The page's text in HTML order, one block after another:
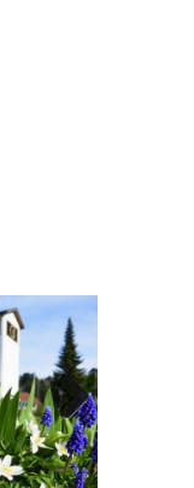
Next